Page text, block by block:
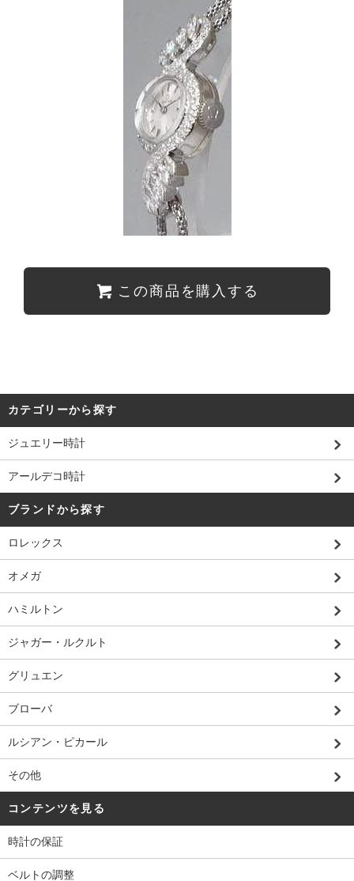
この商品を購入する
カテゴリーから探す
ジュエリー時計
アールデコ時計
ブランドから探す
ロレックス
オメガ
ハミルトン
ジャガー・ルクルト
グリュエン
ブローバ
ルシアン・ピカール
その他
コンテンツを見る
時計の保証
ベルトの調整